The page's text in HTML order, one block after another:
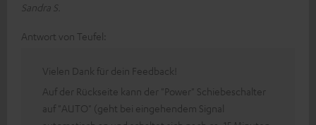
Sandra S.
Antwort von Teufel:
Vielen Dank für dein Feedback!
Auf der Rückseite kann der "Power" Schiebeschalter
auf "AUTO" (geht bei eingehendem Signal